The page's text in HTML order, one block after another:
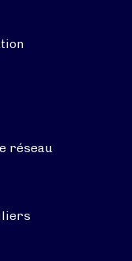
réseau